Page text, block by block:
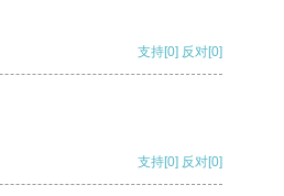
支持[0] 反对[0]
支持[0] 反对[0]